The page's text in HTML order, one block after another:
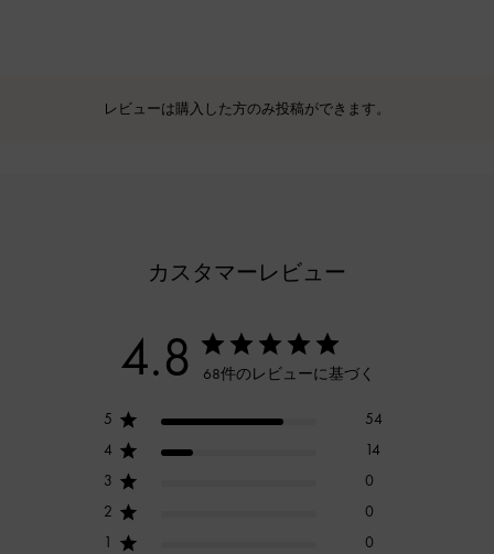
レビューは購入した方のみ投稿ができます。
カスタマーレビュー
4.8 68件のレビューに基づく
5
54
4
14
3
0
2
0
1
0